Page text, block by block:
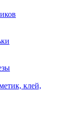
клей,